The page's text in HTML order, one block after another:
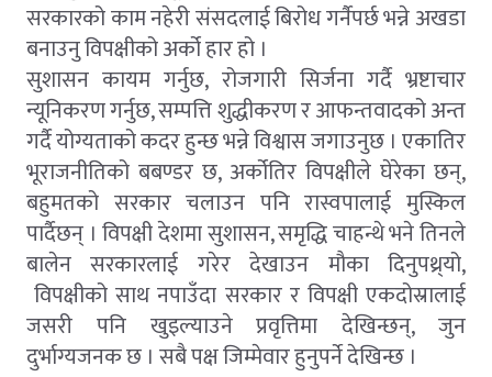
सरकारको काम नहेरी संसदलाई बिरोध गर्नैपर्छ भन्ने अखडा
बनाउनु विपक्षीको अर्को हार हो ।
सुशासन कायम गर्नुछ, रोजगारी सिर्जना गर्दै भ्रष्टाचार
न्यूनिकरण गर्नुछ, सम्पत्ति शुद्धीकरण र आफन्तवादको अन्त
गर्दै योग्यताको कदर हुन्छ भन्ने विश्वास जगाउनुछ । एकातिर
भूराजनीतिको बबण्डर छ, अर्कोतिर विपक्षीले घेरेका छन्,
बहुमतको सरकार चलाउन पनि रास्वपालाई मुस्किल
पार्दैछन् । विपक्षी देशमा सुशासन, समृद्धि चाहन्थे भने तिनले
बालेन सरकारलाई गरेर देखाउन मौका दिनुपथ्र्यो,
विपक्षीको साथ नपाउँदा सरकार र विपक्षी एकदोस्रालाई
जसरी पनि खुइल्याउने प्रवृत्तिमा देखिन्छन्, जुन
दुर्भाग्यजनक छ । सबै पक्ष जिम्मेवार हुनुपर्ने देखिन्छ ।